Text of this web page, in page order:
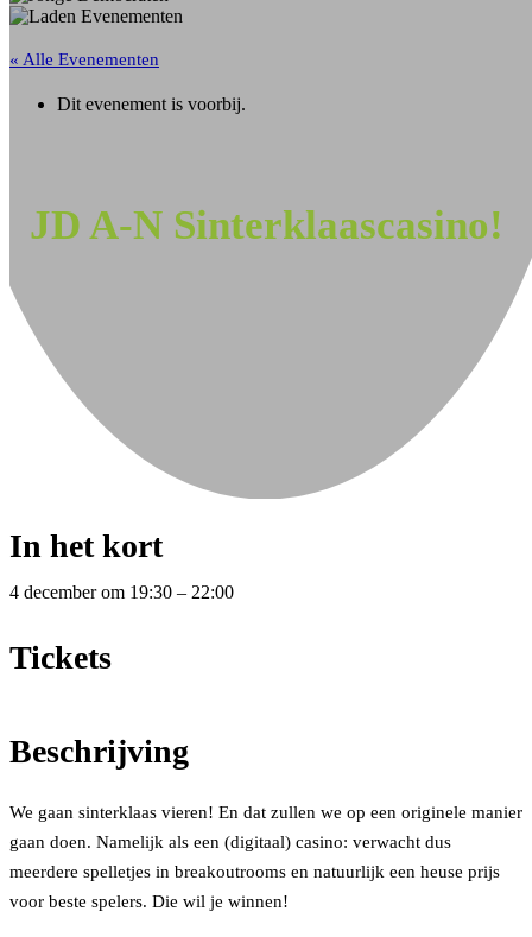
« Alle Evenementen
Dit evenement is voorbij.
JD A-N Sinterklaascasino!
In het kort
4 decemberom 19:30 – 22:00
Tickets
Beschrijving
We gaan sinterklaas vieren! En dat zullen we op een originele manier
gaan doen. Namelijk als een (digitaal) casino: verwacht dus
meerdere spelletjes in breakoutrooms en natuurlijk een heuse prijs
voor beste spelers. Die wil je winnen!